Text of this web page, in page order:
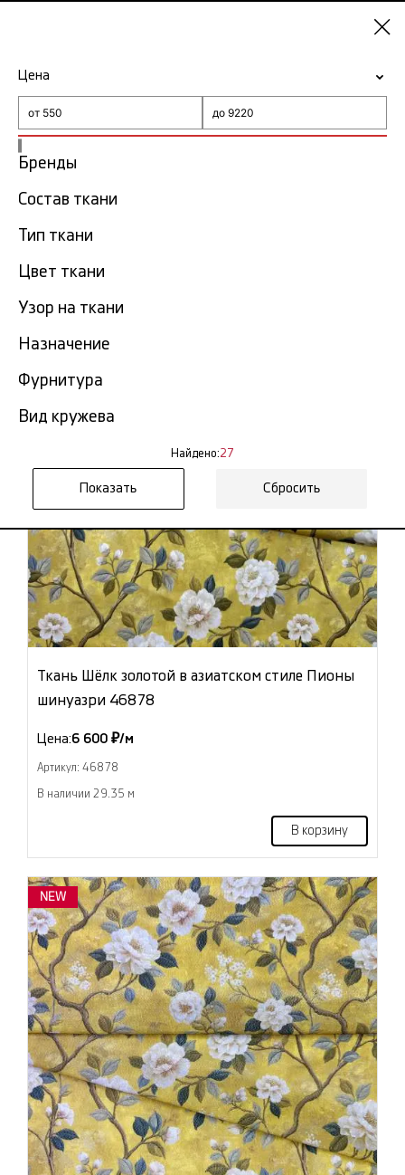
ГлавнаяЗолотая ткань
Золотая ткань в Казани
Показать все
Цена
Бренды
Состав ткани
Тип ткани
Цвет ткани
Узор на ткани
Назначение
Фурнитура
Вид кружева
Найдено:27
Сбросить
NEW
Ткань Шёлк золотой в азиатском стиле Пионы
шинуазри 46878
Цена:6 600 ₽/м
Артикул: 46878
В наличии 29.35 м
В корзину
NEW